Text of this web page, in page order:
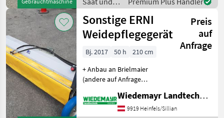
Schlägelhäc
Pflege /
Sonstige
Sonstige ERNI
Weidepflegegerät
Preis
auf
Anfrage
Bj. 2017 50 h
210 cm
+ Anbau an Brielmaier
(andere auf Anfrage
Grasbestand + Breite ca.
210 cm + 2 große
Wiedemayr Landtechnik GmbH
9919 Heinfels/Sillian